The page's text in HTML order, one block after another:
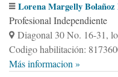
Lorena Margelly Bolañoz
Profesional Independiente
Diagonal 30 No. 16-31,
Codigo habilitación:
Más informacion »